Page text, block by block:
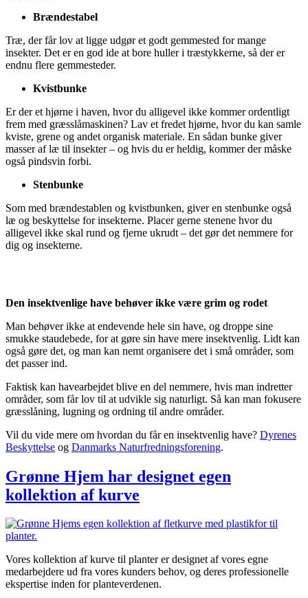
Brændestabel
Træ, der får lov at ligge udgør et godt gemmested for mange
insekter. Det er en god ide at bore huller i træstykkerne, så der er
endnu flere gemmesteder.
Kvistbunke
Er der et hjørne i haven, hvor du alligevel ikke kommer ordentligt
frem med græsslåmaskinen? Lav et fredet hjørne, hvor du kan samle
kviste, grene og andet organisk materiale. En sådan bunke giver
masser af læ til insekter – og hvis du er heldig, kommer der måske
også pindsvin forbi.
Stenbunke
Som med brændestablen og kvistbunken, giver en stenbunke også
læ og beskyttelse for insekterne. Placer gerne stenene hvor du
alligevel ikke skal rund og fjerne ukrudt – det gør det nemmere for
dig og insekterne.
Den insektvenlige have behøver ikke være grim og rodet
Man behøver ikke at endevende hele sin have, og droppe sine
smukke staudebede, for at gøre sin have mere insektvenlig. Lidt kan
også gøre det, og man kan nemt organisere det i små områder, som
det passer ind.
Faktisk kan havearbejdet blive en del nemmere, hvis man indretter
områder, som får lov til at udvikle sig naturligt. Så kan man fokusere
græsslåning, lugning og ordning til andre områder.
Vil du vide mere om hvordan du får en insektvenlig have? Dyrenes
Beskyttelse og Danmarks Naturfredningsforening.
Grønne Hjem har designet egen
kollektion af kurve
Vores kollektion af kurve til planter er designet af vores egne
medarbejdere ud fra vores kunders behov, og deres professionelle
ekspertise inden for planteverdenen.